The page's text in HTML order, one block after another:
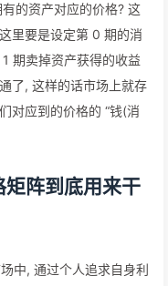
的资产对应的价格? 这
里要是设定第 0 期的消
期卖掉资产获得的收益
了, 这样的话市场上就存
对应到的价格的 “钱(消
阵到底用来干
中, 通过个人追求自身利